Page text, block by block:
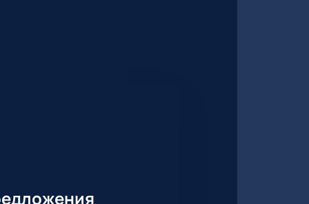
и чувств. Артист собирает
зала и выберете лучшие